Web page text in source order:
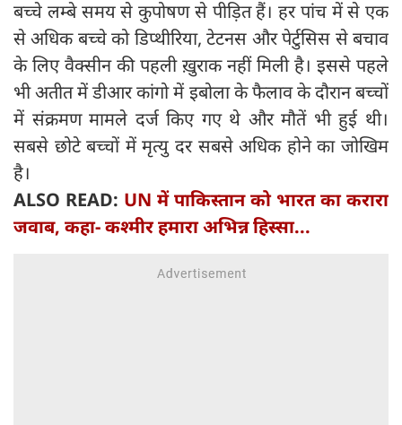
बच्चे लम्बे समय से कुपोषण से पीड़ित हैं। हर पांच में से एक
से अधिक बच्चे को डिप्थीरिया, टेटनस और पेर्टुसिस से बचाव
के लिए वैक्सीन की पहली ख़ुराक नहीं मिली है। इससे पहले
भी अतीत में डीआर कांगो में इबोला के फैलाव के दौरान बच्चों
में संक्रमण मामले दर्ज किए गए थे और मौतें भी हुई थी।
सबसे छोटे बच्चों में मृत्यु दर सबसे अधिक होने का जोखिम
है।
ALSO READ: UN में पा‍किस्‍तान को भारत का करारा
जवाब, कहा- कश्‍मीर हमारा अभिन्न हिस्सा...